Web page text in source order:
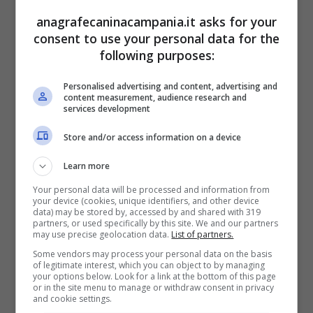
Naturalmente, anche in queste razze bisogna
porre attenzione per quanto riguarda il
porre attenzione alla loro igiene orale,
pettinare il manto quando capita, portarli alla
toeletta una volta ogni tanto. Oltre alle razze
elencate, ce ne sono altre che si danno
gran da fare per pulirsi da soli, come ad
esempio il Beagle, il Pinscher nano, il Piccolo
levriero italiano o il Chow Chow.
anagrafecaninacampania.it asks for your
consent to use your personal data for the
following purposes:
Personalised advertising and content, advertising and
content measurement, audience research and
services development
Store and/or access information on a device
Learn more
Your personal data will be processed and information from
your device (cookies, unique identifiers, and other device
data) may be stored by, accessed by and shared with 319
partners, or used specifically by this site. We and our partners
may use precise geolocation data. List of partners.
Some vendors may process your personal data on the basis
of legitimate interest, which you can object to by managing
your options below. Look for a link at the bottom of this page
or in the site menu to manage or withdraw consent in privacy
and cookie settings.